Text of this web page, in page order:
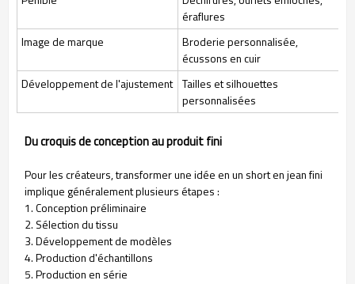
éraflures
Image de marque
Broderie personnalisée,
écussons en cuir
Développement de l'ajustement Tailles et silhouettes
personnalisées
Du croquis de conception au produit fini
Pour les créateurs, transformer une idée en un short en jean fini
implique généralement plusieurs étapes :
1. Conception préliminaire
2. Sélection du tissu
3. Développement de modèles
4. Production d'échantillons
5. Production en série